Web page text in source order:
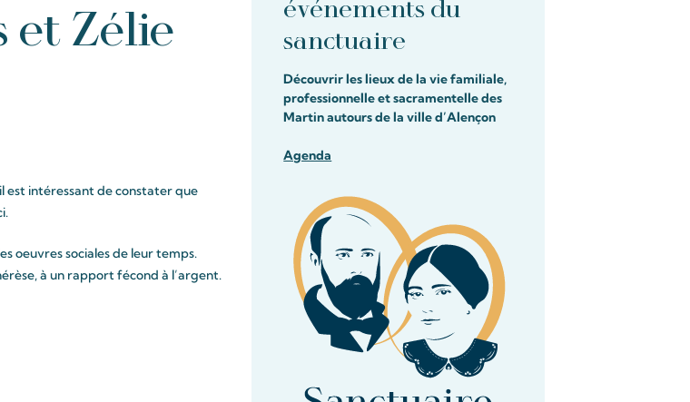
et Zélie
est intéressant de constater que
oeuvres sociales de leur temps.
à un rapport fécond à l’argent.
événements du
sanctuaire
Découvrir les lieux de la vie familiale,
professionnelle et sacramentelle des
Martin autours de la ville d’Alençon
Agenda